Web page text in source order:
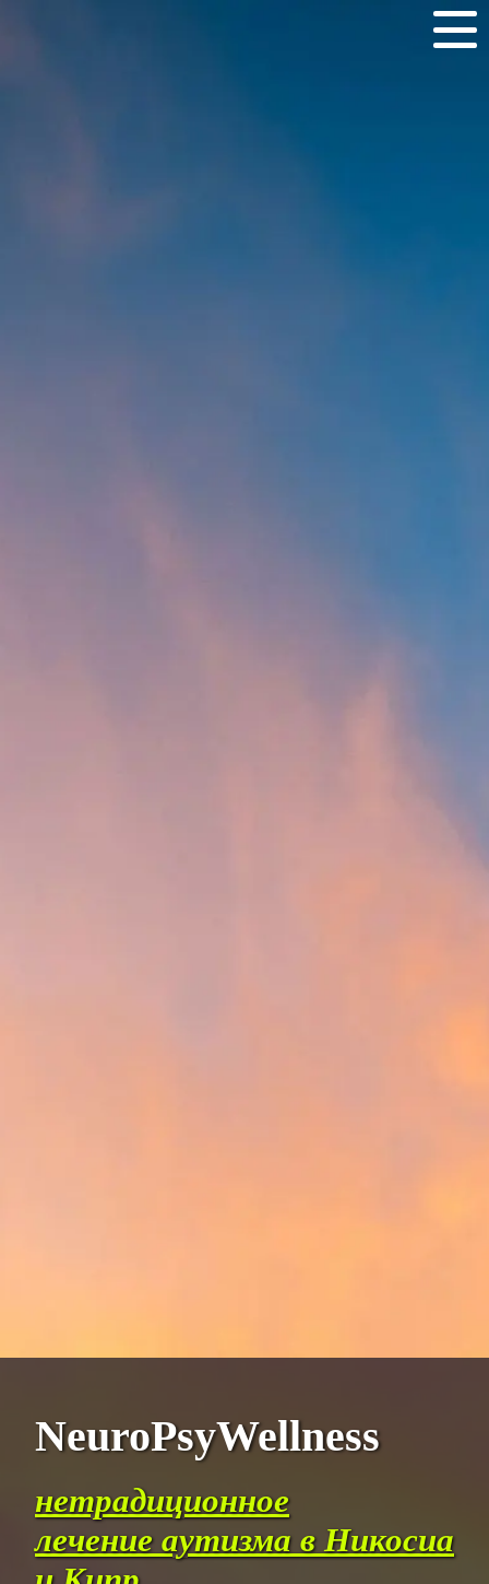
NeuroPsyWellness
нетрадиционное
лечение аутизма в Никосиа